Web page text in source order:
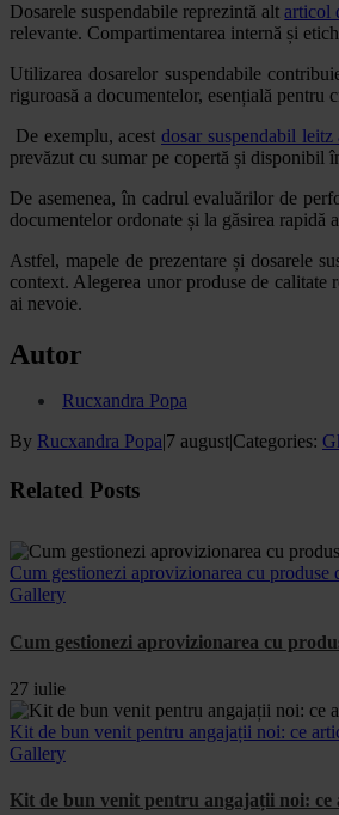
Dosarele suspendabile reprezintă altarticol
relevante. Compartimentarea internă și
Utilizarea dosarelor suspendabile
riguroasă a documentelor, esențială pentru
De exemplu, acest dosar suspendabil leitz
prevăzut cu sumar pe copertă și disponibil
De asemenea, în cadrul evaluărilor de
documentelor ordonate și la găsirea rapidă
Astfel, mapele de prezentare și dosarele
context. Alegerea unor produse de
ai nevoie.
Autor
Rucxandra Popa
By Rucxandra Popa|7 august|Categories:
Facebook
X
WhatsApp
Email
Related Posts
Cum gestionezi aprovizionarea cu
Gallery
Cum gestionezi aprovizionarea cu
27 iulie
Kit de bun venit pentru angajații noi: ce
Gallery
Kit de bun venit pentru angajații noi: ce